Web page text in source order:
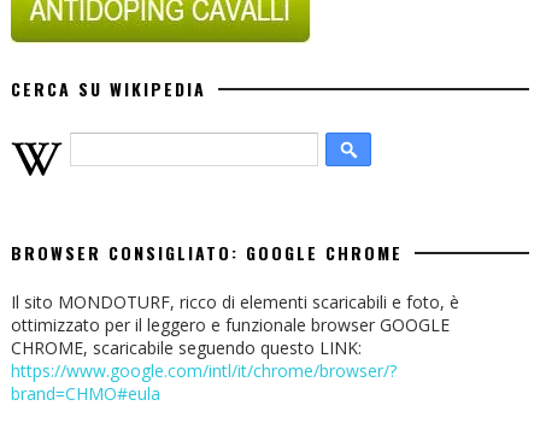
CERCA SU WIKIPEDIA
BROWSER CONSIGLIATO: GOOGLE CHROME
Il sito MONDOTURF, ricco di elementi scaricabili e foto, è
ottimizzato per il leggero e funzionale browser GOOGLE
CHROME, scaricabile seguendo questo LINK:
https://www.google.com/intl/it/chrome/browser/?
brand=CHMO#eula